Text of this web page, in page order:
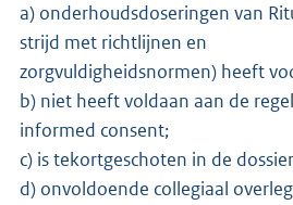
a) onderhoudsdoseringen van
strijd met richtlijnen en
zorgvuldigheidsnormen) heeft
b) niet heeft voldaan aan de
informed consent;
c) is tekortgeschoten in de
d) onvoldoende collegiaal